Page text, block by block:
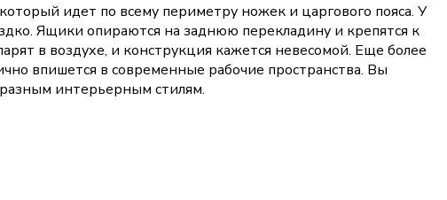
идет по всему периметру ножек и царгового пояса. У
Ящики опираются на заднюю перекладину и крепятся к
в воздухе, и конструкция кажется невесомой. Еще более
впишется в современные рабочие пространства. Вы
интерьерным стилям.